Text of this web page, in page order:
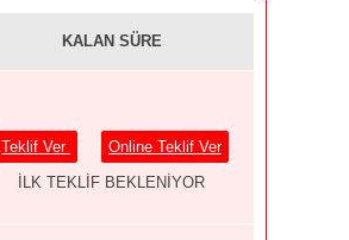
KALAN SÜRE
Teklif Ver
Online Teklif Ver
İLK TEKLİF BEKLENİYOR